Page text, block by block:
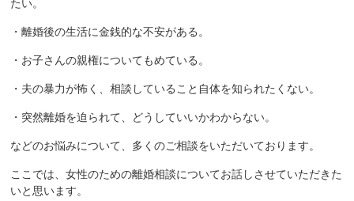
たい。
・離婚後の生活に金銭的な不安がある。
・お子さんの親権についてもめている。
・夫の暴力が怖く、相談していること自体を知られたくない。
・突然離婚を迫られて、どうしていいかわからない。
などのお悩みについて、多くのご相談をいただいております。
ここでは、女性のための離婚相談についてお話しさせていただきた
いと思います。